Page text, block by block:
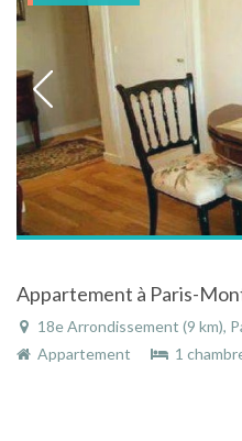
18e Arrondissement (9 km),
Appartement
1